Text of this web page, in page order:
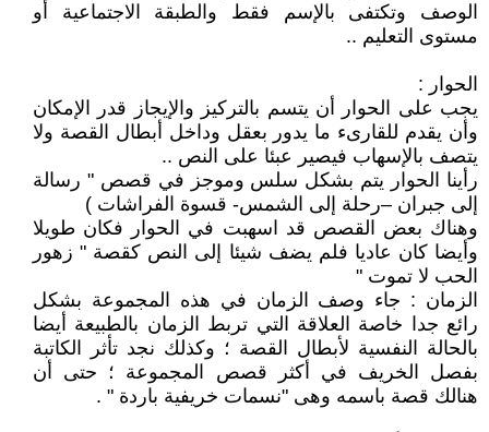
الوصف وتكتفى بالإسم فقط والطبقة الاجتماعية أو
مستوى التعليم ..
الحوار :
يجب على الحوار أن يتسم بالتركيز والإيجاز قدر الإمكان
وأن يقدم للقارىء ما يدور بعقل وداخل أبطال القصة ولا
يتصف بالإسهاب فيصير عبئا على النص ..
رأينا الحوار يتم بشكل سلس وموجز في قصص " رسالة
إلى جبران –رحلة إلى الشمس- قسوة الفراشات )
وهناك بعض القصص قد اسهبت في الحوار فكان طويلا
وأيضا كان عاديا فلم يضف شيئا إلى النص كقصة " زهور
الحب لا تموت "
الزمان : جاء وصف الزمان في هذه المجموعة بشكل
رائع جدا خاصة العلاقة التي تربط الزمان بالطبيعة أيضا
بالحالة النفسية لأبطال القصة ؛ وكذلك نجد تأثر الكاتبة
بفصل الخريف في أكثر قصص المجموعة ؛ حتى أن
هنالك قصة باسمه وهى "نسمات خريفية باردة " .